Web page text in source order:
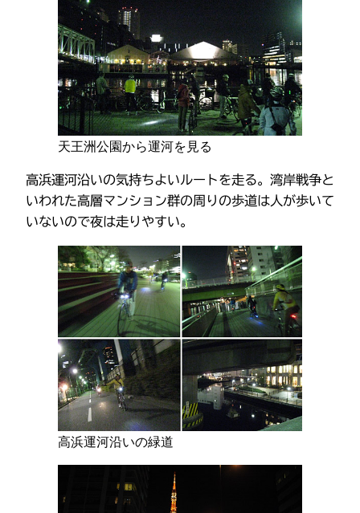
天王洲公園から運河を見る
高浜運河沿いの気持ちよいルートを走る。湾岸戦争と
いわれた高層マンション群の周りの歩道は人が歩いて
いないので夜は走りやすい。
高浜運河沿いの緑道